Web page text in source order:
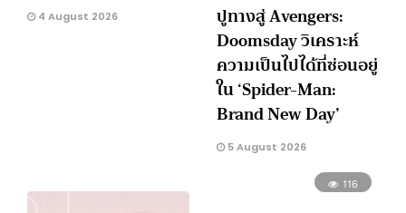
4 August 2026
ปูทางสู่ Avengers:
Doomsday วิเคราะห์
ความเป็นไปได้ที่ซ่อนอยู่
ใน ‘Spider-Man:
Brand New Day’
5 August 2026
116